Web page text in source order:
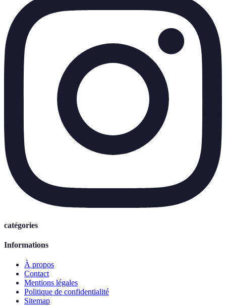
catégories
Informations
À propos
Contact
Mentions légales
Politique de confidentialité
Sitemap